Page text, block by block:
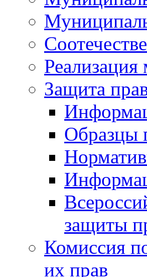
Защита
Образцы
защиты
Комиссия
их прав